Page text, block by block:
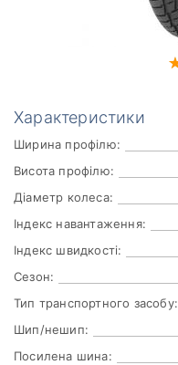
Характеристики
Ширина профілю:
Висота профілю:
Діаметр колеса:
Індекс навантаження:
Індекс швидкості:
Сезон:
Тип транспортного засобу:
Шип/нешип:
Посилена шина: